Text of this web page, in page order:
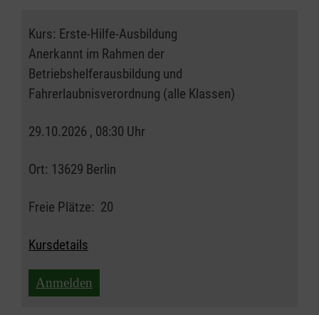
Kurs: Erste-Hilfe-Ausbildung
Anerkannt im Rahmen der
Betriebshelferausbildung und
Fahrerlaubnisverordnung (alle Klassen)
29.10.2026 , 08:30 Uhr
Ort: 13629 Berlin
Freie Plätze: 20
Kursdetails
Anmelden